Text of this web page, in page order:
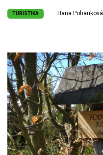
TURISTIKA Hana Pohanková